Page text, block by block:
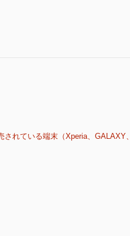
れている端末（Xperia、GALAXY、